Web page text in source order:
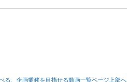
る、企画業務を目指せる動画一覧ページ上部へ